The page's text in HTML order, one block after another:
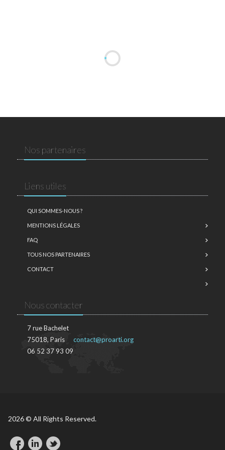
Nos partenaires
Liens utiles
QUI SOMMES-NOUS ?
MENTIONS LÉGALES
FAQ
TOUS NOS PARTENAIRES
CONTACT
Nous contacter
7 rue Bachelet
75018, Paris
06 52 37 93 09
contact@proarti.org
2026 © All Rights Reserved.